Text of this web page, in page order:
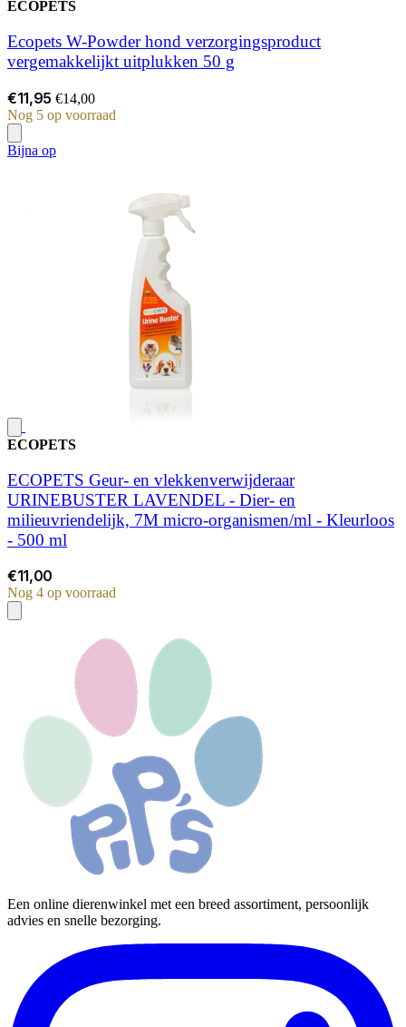
ECOPETS
Ecopets W-Powder hond verzorgingsproduct
vergemakkelijkt uitplukken 50 g
€11,95 €14,00
Nog 5 op voorraad
Bijna op
ECOPETS
ECOPETS Geur- en vlekkenverwijderaar
URINEBUSTER LAVENDEL - Dier- en
milieuvriendelijk, 7M micro-organismen/ml - Kleurloos
- 500 ml
€11,00
Nog 4 op voorraad
Een online dierenwinkel met een breed assortiment, persoonlijk
advies en snelle bezorging.